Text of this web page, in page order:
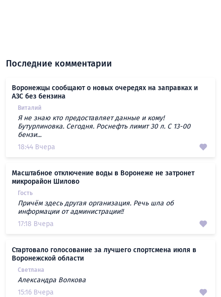
Последние комментарии
Воронежцы сообщают о новых очередях на заправках и
АЗС без бензина
Виталий
Я не знаю кто предоставляет данные и кому!
Бутурлиновка. Сегодня. Роснефть лимит 30 л. С 13-00
бензи...
18:44 Вчера
Масштабное отключение воды в Воронеже не затронет
микрорайон Шилово
Гость
Причём здесь другая организация. Речь шла об
информации от администрации!!
17:18 Вчера
Стартовало голосование за лучшего спортсмена июля в
Воронежской области
Светлана
Александра Волкова
15:16 Вчера